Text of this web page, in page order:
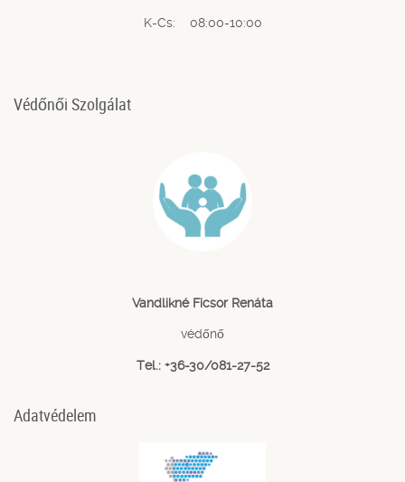
K-Cs: 08:00-10:00
Védőnői Szolgálat
Vandlikné Ficsor Renáta
védőnő
Tel.: +36-30/081-27-52
Adatvédelem